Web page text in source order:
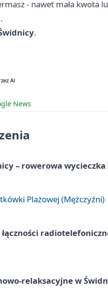
- nawet mała
.
News
– rowerowa wycieczka
Plażowej (Mężczyźni)
relaksacyjne w